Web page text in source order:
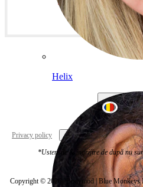
Helix
Privacy policy Cookie settings
*Ustensile & îngrijire de după nu
Copyright © 2026 | Bodymod | Blue Monkeys